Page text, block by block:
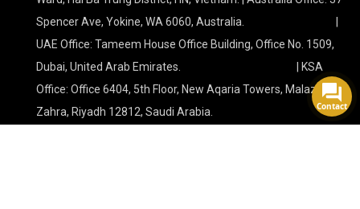
Spencer Ave, Yokine, WA 6060, Australia. |
UAE Office: Tameem House Office Building, Office No. 1509,
Dubai, United Arab Emirates. | KSA
Office: Office 6404, 5th Floor, New Aqaria Towers, Malaz, Az
Zahra, Riyadh 12812, Saudi Arabia.
Contact